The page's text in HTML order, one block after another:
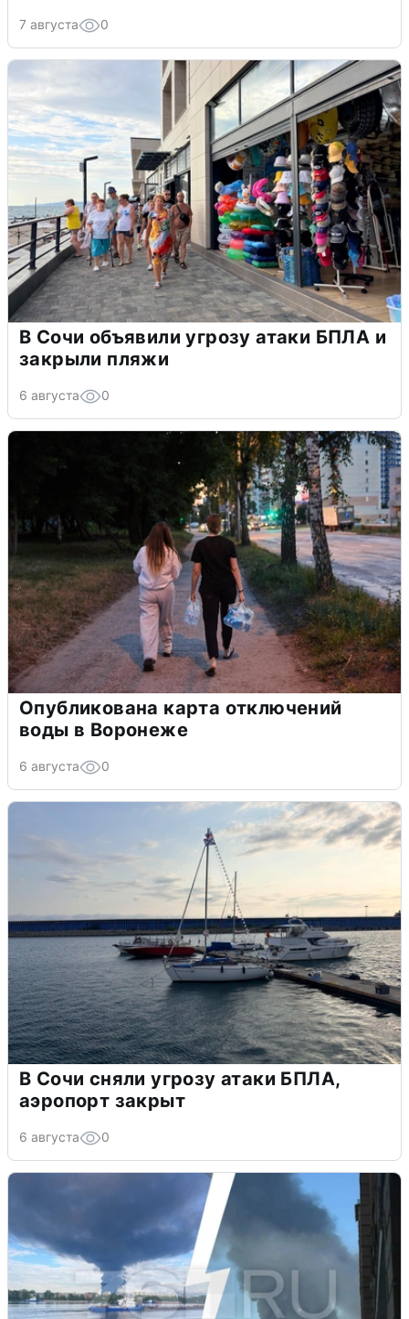
7 августа 0
В Сочи объявили угрозу атаки БПЛА и
закрыли пляжи
6 августа 0
Опубликована карта отключений
воды в Воронеже
6 августа 0
В Сочи сняли угрозу атаки БПЛА,
аэропорт закрыт
6 августа 0